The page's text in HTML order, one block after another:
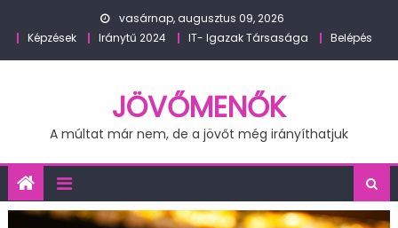
vasárnap, augusztus 09, 2026
Képzések
Iránytű 2024 IT- Igazak Társasága Belépés
JÖVŐMENŐK
A múltat már nem, de a jövőt még irányíthatjuk